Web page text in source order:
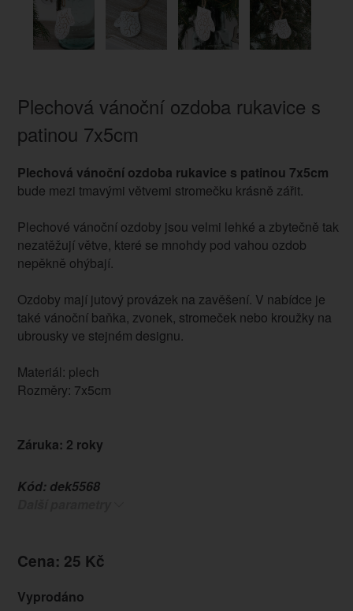
Plechová vánoční ozdoba rukavice s
patinou 7x5cm
Plechová vánoční ozdoba rukavice s patinou 7x5cm
bude mezi tmavými větvemi stromečku krásně zářit.
Plechové vánoční ozdoby jsou velmi lehké a zbytečně tak
nezatěžují větve, které se mnohdy pod vahou ozdob
nepěkně ohýbají.
Ozdoby mají jutový provázek na zavěšení. V nabídce je
také vánoční baňka, zvonek, stromeček nebo kroužky na
ubrousky ve stejném designu.
Materiál: plech
Rozměry: 7x5cm
Záruka: 2 roky
Kód: dek5568
Cena: 25 Kč
Vyprodáno